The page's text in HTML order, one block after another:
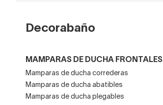
Decorabaño
MAMPARAS DE DUCHA FRONTALES
Mamparas de ducha correderas
Mamparas de ducha abatibles
Mamparas de ducha plegables